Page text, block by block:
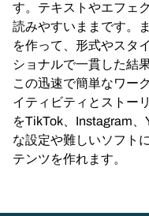
す。テキストやエフェ
読みやすいままです。
を作って、形式やスタ
ショナルで一貫した結
この迅速で簡単なワー
イティビティとストー
をTikTok、Instagram
な設定や難しいソフト
テンツを作れます。